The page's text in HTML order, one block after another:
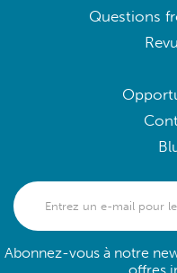
Questions
Abonnez-vous à notre
offres